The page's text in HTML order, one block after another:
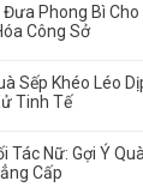
Đưa Phong Bì
Công Sở
Sếp Khéo Léo
Tinh Tế
Tác Nữ: Gợi Ý
Cấp